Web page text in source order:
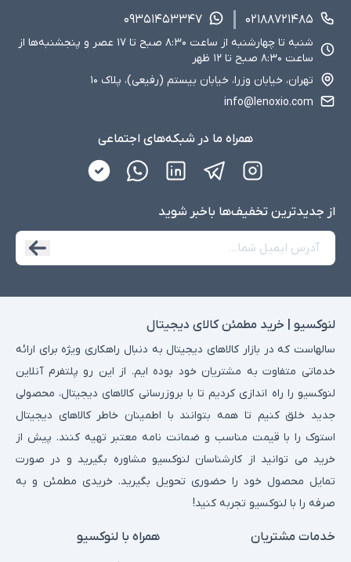
۰۲۱۸۸۷۲۱۴۸۵
۰۹۳۵۱۴۵۳۳۴۷
شنبه تا چهارشنبه از ساعت ۸:۳۰ صبح تا ۱۷ عصر و پنجشنبه‌ها از
ساعت ۸:۳۰ صبح تا ۱۲ ظهر
تهران، خیابان وزرا، خیابان بیستم (رفیعی)، پلاک ۱۰
info@lenoxio.com
همراه ما در شبکه‌های اجتماعی
از جدید‌ترین تخفیف‌ها با‌خبر شوید
لنوکسیو | خرید مطمئن کالای دیجیتال
سالهاست که در بازار کالاهای دیجیتال به دنبال راهکاری ویژه برای ارائه
خدماتی متفاوت به مشتریان خود بوده ایم. از این رو پلتفرم آنلاین
لنوکسیو را راه اندازی کردیم تا با بروزرسانی کالاهای دیجیتال، محصولی
جدید خلق کنیم تا همه بتوانند با اطمینان خاطر کالاهای دیجیتال
استوک را با قیمت مناسب و ضمانت نامه معتبر تهیه کنند. پیش از
خرید می توانید از کارشناسان لنوکسیو مشاوره بگیرید و در صورت
تمایل محصول خود را حضوری تحویل بگیرید. خریدی مطمئن و به
صرفه را با لنوکسیو تجربه کنید!
خدمات مشتریان همراه با لنوکسیو